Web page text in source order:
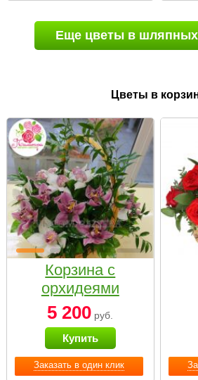
Еще цветы в шляпных
Цветы в
Заказать в один клик
Корзина с
орхидеями
малая
5 200 руб.
Купить